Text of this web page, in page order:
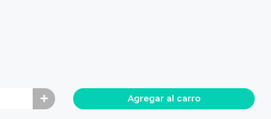
Agregar al carro